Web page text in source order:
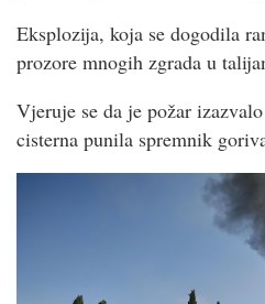
Eksplozija, koja se dogodila
prozore mnogih zgrada u
Vjeruje se da je požar
cisterna punila spremnik